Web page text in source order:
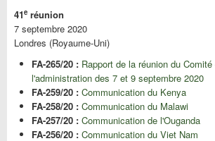
41e réunion
7 septembre 2020
Londres (Royaume-Uni)
FA-265/20 : Rapport de la réunion du
l'administration des 7 et 9 septembre 2020
FA-259/20 : Communication du Kenya
FA-258/20 : Communication du Malawi
FA-257/20 : Communication de l'Ouganda
FA-256/20 : Communication du Viet Nam